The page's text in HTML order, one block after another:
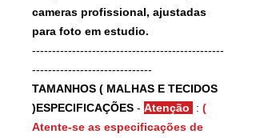
cameras profissional, ajustadas
para foto em estudio.
------------------------------------------------
------------------------------
TAMANHOS ( MALHAS E TECIDOS
)ESPECIFICAÇÕES - Atenção : (
Atente-se as especificações de